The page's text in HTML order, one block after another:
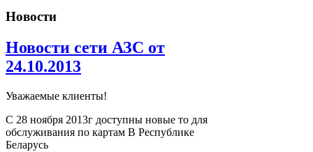
Новости
Новости сети АЗС от
24.10.2013
Уважаемые клиенты!
С 28 ноября 2013г доступны новые то для
обслуживания по картам В Республике
Беларусь